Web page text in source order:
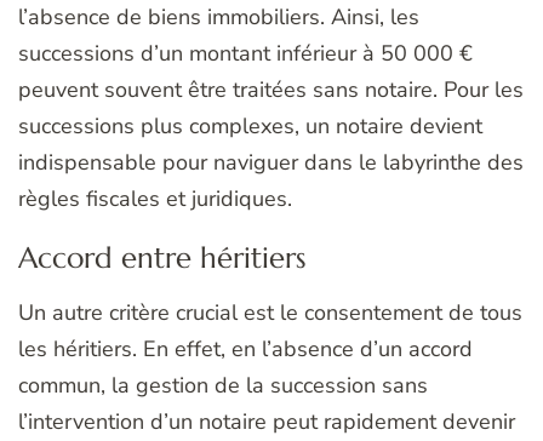
l’absence de biens immobiliers. Ainsi, les
successions d’un montant inférieur à 50 000 €
peuvent souvent être traitées sans notaire. Pour les
successions plus complexes, un notaire devient
indispensable pour naviguer dans le labyrinthe des
règles fiscales et juridiques.
Accord entre héritiers
Un autre critère crucial est le consentement de tous
les héritiers. En effet, en l’absence d’un accord
commun, la gestion de la succession sans
l’intervention d’un notaire peut rapidement devenir